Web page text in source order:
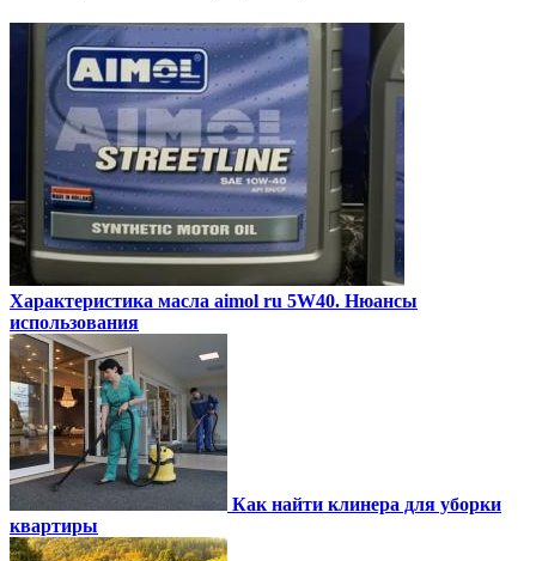
Характеристика масла aimol ru 5W40. Нюансы
использования
Как найти клинера для уборки
квартиры